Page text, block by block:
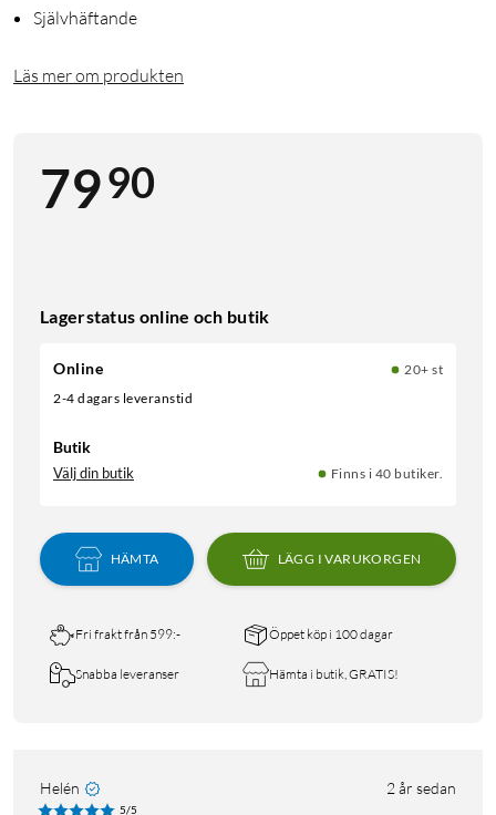
Självhäftande
Läs mer om produkten
7990
Lagerstatus online och butik
Online
20+ st
2-4 dagars leveranstid
Butik
Välj din butik Finns i 40 butiker.
HÄMTA LÄGG I VARUKORGEN
Fri frakt från 599:- Öppet köp i 100 dagar
Snabba leveranser Hämta i butik, GRATIS!
Helén 2 år sedan
5/5